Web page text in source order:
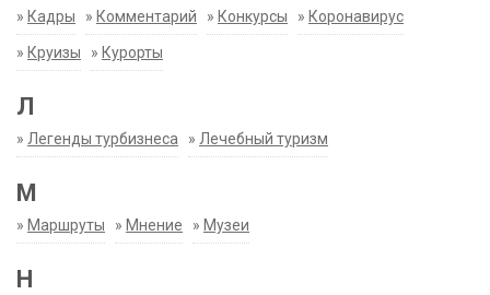
» Кадры » Комментарий » Конкурсы » Коронавирус
» Круизы » Курорты
Л
» Легенды турбизнеса » Лечебный туризм
М
» Маршруты » Мнение » Музеи
Н